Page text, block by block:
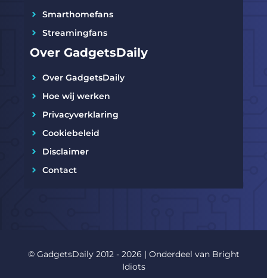
Smarthomefans
Streamingfans
Over GadgetsDaily
Over GadgetsDaily
Hoe wij werken
Privacyverklaring
Cookiebeleid
Disclaimer
Contact
© GadgetsDaily 2012 - 2026 | Onderdeel van Bright
Idiots